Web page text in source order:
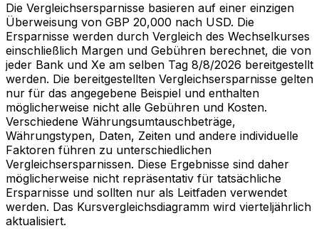
Die Vergleichsersparnisse basieren auf einer einzigen
Überweisung von GBP 20,000 nach USD. Die
Ersparnisse werden durch Vergleich des Wechselkurses
einschließlich Margen und Gebühren berechnet, die von
jeder Bank und Xe am selben Tag 8/8/2026 bereitgestellt
werden. Die bereitgestellten Vergleichsersparnisse gelten
nur für das angegebene Beispiel und enthalten
möglicherweise nicht alle Gebühren und Kosten.
Verschiedene Währungsumtauschbeträge,
Währungstypen, Daten, Zeiten und andere individuelle
Faktoren führen zu unterschiedlichen
Vergleichsersparnissen. Diese Ergebnisse sind daher
möglicherweise nicht repräsentativ für tatsächliche
Ersparnisse und sollten nur als Leitfaden verwendet
werden. Das Kursvergleichsdiagramm wird vierteljährlich
aktualisiert.